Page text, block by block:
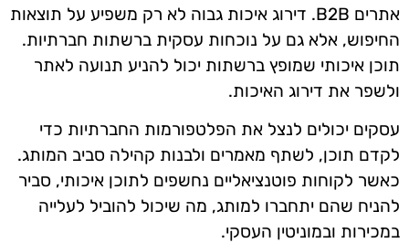
אתרים B2B. דירוג איכות גבוה לא רק משפיע על תוצאות
החיפוש, אלא גם על נוכחות עסקית ברשתות חברתיות.
תוכן איכותי שמופץ ברשתות יכול להניע תנועה לאתר
ולשפר את דירוג האיכות.
עסקים יכולים לנצל את הפלטפורמות החברתיות כדי
לקדם תוכן, לשתף מאמרים ולבנות קהילה סביב המותג.
כאשר לקוחות פוטנציאליים נחשפים לתוכן איכותי, סביר
להניח שהם יתחברו למותג, מה שיכול להוביל לעלייה
במכירות ובמוניטין העסקי.